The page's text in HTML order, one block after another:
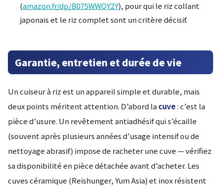
(amazon.fr/dp/B075WWQY2Y), pour qui le riz collant
japonais et le riz complet sont un critère décisif.
Garantie, entretien et durée de vie
Un cuiseur à riz est un appareil simple et durable, mais
deux points méritent attention. D’abord la cuve: c’est la
pièce d’usure. Un revêtement antiadhésif qui s’écaille
(souvent après plusieurs années d’usage intensif ou de
nettoyage abrasif) impose de racheter une cuve — vérifiez
sa disponibilité en pièce détachée avant d’acheter. Les
cuves céramique (Reishunger, Yum Asia) et inox résistent